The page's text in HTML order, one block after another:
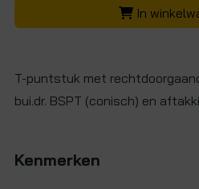
In
T-puntstuk met
bui.dr. BSPT (conisch) en
Kenmerken